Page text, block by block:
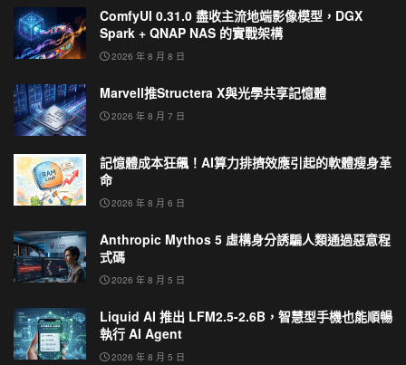
ComfyUI 0.31.0 盡收主流地端影像模型，DGX
Spark + QNAP NAS 的實戰架構
2026 年 8 月 8 日
Marvell推Structera X與光學共享記憶體
2026 年 8 月 7 日
記憶體成本狂飆！AI算力排擠效應引起的軟體瘦身革
命
2026 年 8 月 6 日
Anthropic Mythos 5 虛構身分誘騙人類通過惡意程
式碼
2026 年 8 月 5 日
Liquid AI 推出 LFM2.5-2.6B，智慧型手機也能順暢
執行 AI Agent
2026 年 8 月 5 日